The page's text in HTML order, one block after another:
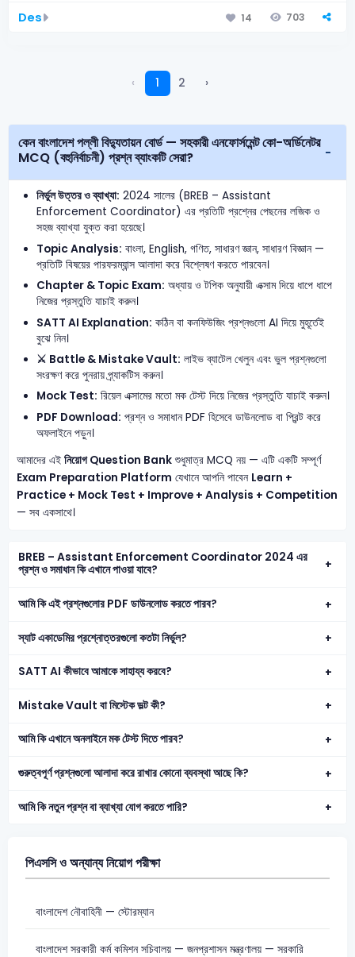
Des 14 703
‹ 1 2 ›
কেন বাংলাদেশ পল্লী বিদ্যুতায়ন বোর্ড — সহকারী এনফোর্সমেন্ট কো-অর্ডিনেটর
MCQ (বহুনির্বাচনী) প্রশ্ন ব্যাংকটি সেরা?
নির্ভুল উত্তর ও ব্যাখ্যা: 2024 সালের (BREB – Assistant
Enforcement Coordinator) এর প্রতিটি প্রশ্নের পেছনের লজিক ও
সহজ ব্যাখ্যা যুক্ত করা হয়েছে।
Topic Analysis: বাংলা, English, গণিত, সাধারণ জ্ঞান, সাধারণ বিজ্ঞান —
প্রতিটি বিষয়ের পারফরম্যান্স আলাদা করে বিশ্লেষণ করতে পারবেন।
Chapter & Topic Exam: অধ্যায় ও টপিক অনুযায়ী এক্সাম দিয়ে ধাপে ধাপে
নিজের প্রস্তুতি যাচাই করুন।
SATT AI Explanation: কঠিন বা কনফিউজিং প্রশ্নগুলো AI দিয়ে মুহূর্তেই
বুঝে নিন।
⚔️ Battle & Mistake Vault: লাইভ ব্যাটেল খেলুন এবং ভুল প্রশ্নগুলো
সংরক্ষণ করে পুনরায় প্র্যাকটিস করুন।
Mock Test: রিয়েল এক্সামের মতো মক টেস্ট দিয়ে নিজের প্রস্তুতি যাচাই করুন।
PDF Download: প্রশ্ন ও সমাধান PDF হিসেবে ডাউনলোড বা প্রিন্ট করে
অফলাইনে পড়ুন।
আমাদের এই নিয়োগ Question Bankশুধুমাত্র MCQ নয় — এটি একটি সম্পূর্ণ
Exam Preparation Platform যেখানে আপনি পাবেন Learn +
Practice + Mock Test + Improve + Analysis + Competition
— সব একসাথে।
BREB – Assistant Enforcement Coordinator 2024 এর
প্রশ্ন ও সমাধান কি এখানে পাওয়া যাবে?
আমি কি এই প্রশ্নগুলোর PDF ডাউনলোড করতে পারব?
স্যাট একাডেমির প্রশ্নোত্তরগুলো কতটা নির্ভুল?
SATT AI কীভাবে আমাকে সাহায্য করবে?
Mistake Vault বা মিস্টেক ভল্ট কী?
আমি কি এখানে অনলাইনে মক টেস্ট দিতে পারব?
গুরুত্বপূর্ণ প্রশ্নগুলো আলাদা করে রাখার কোনো ব্যবস্থা আছে কি?
আমি কি নতুন প্রশ্ন বা ব্যাখ্যা যোগ করতে পারি?
পিএসসি ও অন্যান্য নিয়োগ পরীক্ষা
বাংলাদেশ নৌবাহিনী — স্টোরম্যান
বাংলাদেশ সরকারী কর্ম কমিশন সচিবালয় — জনপ্রশাসন মন্ত্রণালয় — সরকারি